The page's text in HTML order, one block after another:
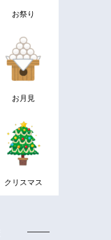
お祭り
お月見
クリスマス